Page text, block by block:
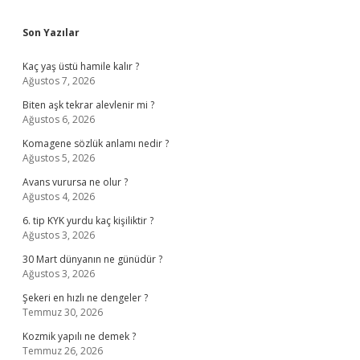
Sidebar
Son Yazılar
Kaç yaş üstü hamile kalır ?
Ağustos 7, 2026
Biten aşk tekrar alevlenir mi ?
Ağustos 6, 2026
Komagene sözlük anlamı nedir ?
Ağustos 5, 2026
Avans vurursa ne olur ?
Ağustos 4, 2026
6. tip KYK yurdu kaç kişiliktir ?
Ağustos 3, 2026
30 Mart dünyanın ne günüdür ?
Ağustos 3, 2026
Şekeri en hızlı ne dengeler ?
Temmuz 30, 2026
Kozmik yapılı ne demek ?
Temmuz 26, 2026